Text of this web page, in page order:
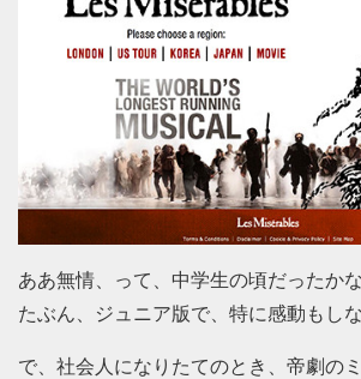
ああ無情、って、中学生の頃だったか
たぶん、ジュニア版で、特に感動もし
で、社会人になりたてのとき、帝劇の